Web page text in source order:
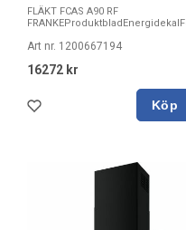
FLÄKT FCAS A90 RF
Art nr. 1200667194
16272 kr
Köp